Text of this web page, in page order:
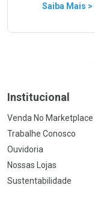
Saiba Mais >
Institucional
Venda No Marketplace
Trabalhe Conosco
Ouvidoria
Nossas Lojas
Sustentabilidade